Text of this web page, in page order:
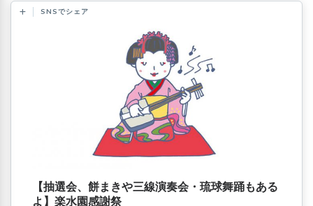
SNSでシェア
【抽選会、餅まきや三線演奏会・琉球舞踊もある
よ】楽水園感謝祭